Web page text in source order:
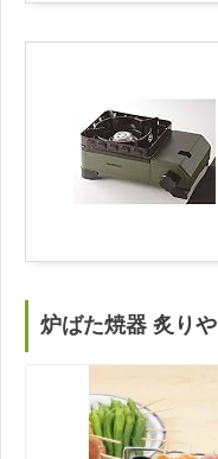
炉ばた焼器 炙りや